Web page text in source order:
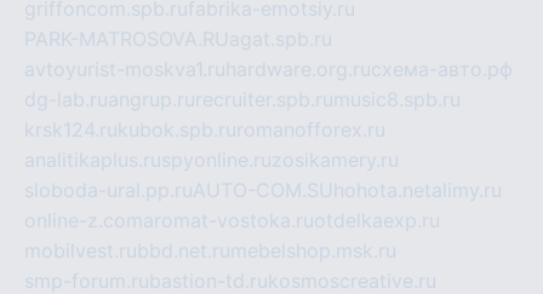
griffoncom.spb.rufabrika-emotsiy.ru
PARK-MATROSOVA.RUagat.spb.ru
avtoyurist-moskva1.ru hardware.org.ruсхема-авто.рф
dg-lab.ruangrup.ru recruiter.spb.ru music8.spb.ru
krsk124.rukubok.spb.ru romanofforex.ru
analitikaplus.ruspyonline.ruzosikamery.ru
sloboda-ural.pp.ruAUTO-COM.SU hohota.net alimy.ru
online-z.comaromat-vostoka.ruotdelkaexp.ru
mobilvest.rubbd.net.ru mebelshop.msk.ru
smp-forum.rubastion-td.rukosmoscreative.ru